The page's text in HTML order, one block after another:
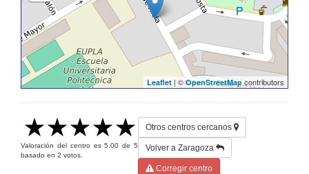
Leaflet | ©OpenStreetMapcontributors
Valoración del centro es5.00 de5
basado en 2 votos.
Otros centros cercanos
Volver a Zaragoza
Corregir centro